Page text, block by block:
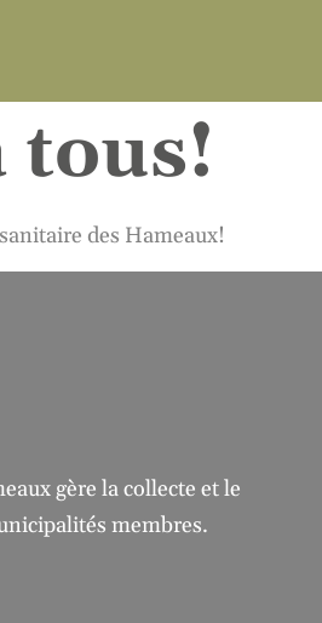
tous!
des Hameaux!
gère la collecte et le
membres.